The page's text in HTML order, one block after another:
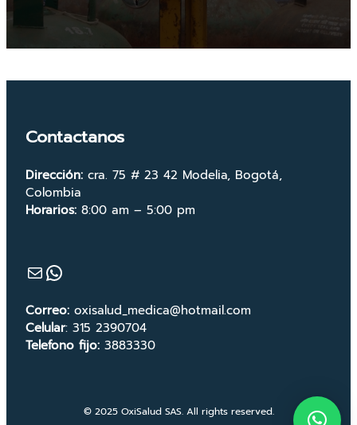
Contactanos
Dirección: cra. 75 # 23 42 Modelia, Bogotá,
Colombia
Horarios: 8:00 am – 5:00 pm
Mail WhatsApp
Correo: oxisalud_medica@hotmail.com
Celular: 315 2390704
Telefono fijo: 3883330
© 2025 OxiSalud SAS. All rights reserved.